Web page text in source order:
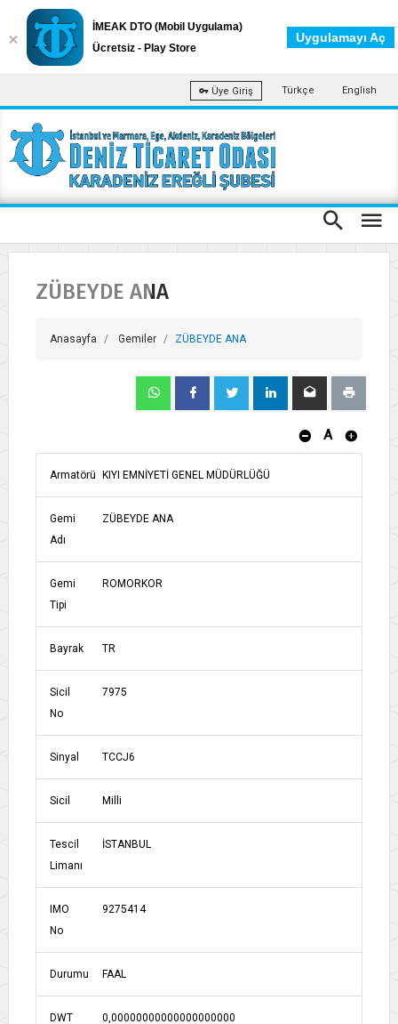
Üye Giriş Türkçe English
ZÜBEYDE ANA
Anasayfa Gemiler ZÜBEYDE ANA
A
Armatörü KIYI EMNİYETİ GENEL MÜDÜRLÜĞÜ
Gemi
Adı
ZÜBEYDE ANA
Gemi
Tipi
ROMORKOR
Bayrak TR
Sicil
No
7975
Sinyal TCCJ6
Sicil Milli
Tescil
Limanı
İSTANBUL
IMO
No
9275414
Durumu FAAL
DWT 0,00000000000000000000
İMEAK DTO (Mobil Uygulama)
Ücretsiz - Play Store
Uygulamayı Aç